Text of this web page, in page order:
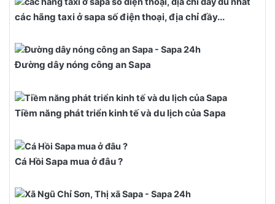
các hãng taxi ở sapa số điện thoại, địa chỉ đầy...
Đường dây nóng công an Sapa
Tiềm năng phát triển kinh tế và du lịch của Sapa
Cá Hồi Sapa mua ở đâu ?